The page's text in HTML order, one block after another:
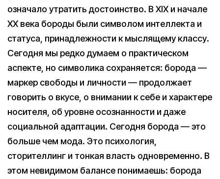
означало утратить достоинство. В XIX и начале
XX века бороды были символом интеллекта и
статуса, принадлежности к мыслящему классу.
Сегодня мы редко думаем о практическом
аспекте, но символика сохраняется: борода —
маркер свободы и личности — продолжает
говорить о вкусе, о внимании к себе и характере
носителя, об уровне осознанности и даже
социальной адаптации. Сегодня борода — это
больше чем мода. Это психология,
сторителлинг и тонкая власть одновременно. В
этом невидимом балансе понимаешь: борода